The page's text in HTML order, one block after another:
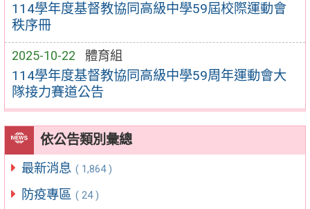
114學年度基督教協同高級中學59屆校際運動會
秩序冊
2025-10-22 體育組
114學年度基督教協同高級中學59周年運動會大
隊接力賽道公告
依公告類別彙總
最新消息 ( 1,864 )
防疫專區 ( 24 )